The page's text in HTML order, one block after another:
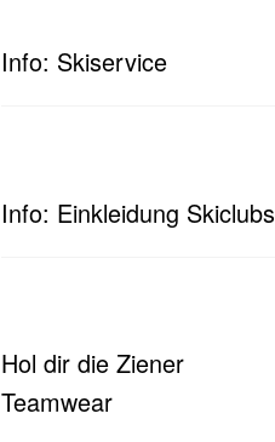
Info: Skiservice
Info: Einkleidung Skiclubs
Hol dir die Ziener
Teamwear